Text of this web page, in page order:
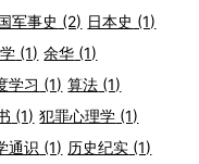
军事史 (2) 日本史 (1)
(1) 余华 (1)
学习 (1) 算法 (1)
(1) 犯罪心理学 (1)
通识 (1) 历史纪实 (1)